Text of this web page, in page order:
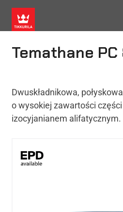
Temathane PC
Dwuskładnikowa,
o wysokiej zawartości
izocyjanianem alifatycznym.